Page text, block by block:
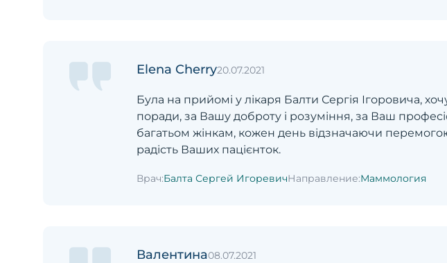
Elena Cherry20.07.2021
Була на прийомі у лікаря Балти Сергія Ігоровича,
поради, за Вашу доброту і розуміння, за Ваш
багатьом жінкам, кожен день відзначаючи
радість Ваших пацієнток.
Врач:Балта Сергей ИгоревичНаправление:Маммология
Валентина08.07.2021